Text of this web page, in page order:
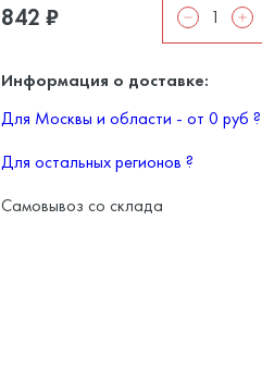
842₽
Информация о доставке:
Для Москвы и области - от 0 руб?
Для остальных регионов?
Самовывоз со склада